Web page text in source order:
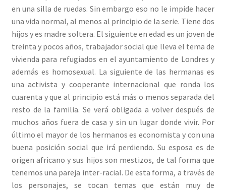
en una silla de ruedas. Sin embargo eso no le impide hacer
una vida normal, al menos al principio de la serie. Tiene dos
hijos y es madre soltera. El siguiente en edad es un joven de
treinta y pocos años, trabajador social que lleva el tema de
vivienda para refugiados en el ayuntamiento de Londres y
además es homosexual. La siguiente de las hermanas es
una activista y cooperante internacional que ronda los
cuarenta y que al principio está más o menos separada del
resto de la familia. Se verá obligada a volver después de
muchos años fuera de casa y sin un lugar donde vivir. Por
último el mayor de los hermanos es economista y con una
buena posición social que irá perdiendo. Su esposa es de
origen africano y sus hijos son mestizos, de tal forma que
tenemos una pareja inter-racial. De esta forma, a través de
los personajes, se tocan temas que están muy de